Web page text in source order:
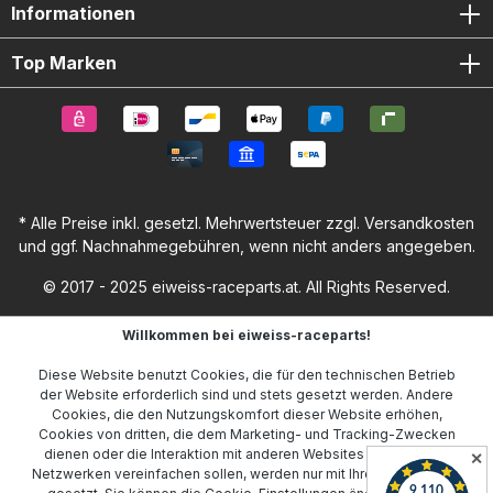
Informationen
Top Marken
* Alle Preise inkl. gesetzl. Mehrwertsteuer zzgl. Versandkosten
und ggf. Nachnahmegebühren, wenn nicht anders angegeben.
© 2017 - 2025 eiweiss-raceparts.at. All Rights Reserved.
Willkommen bei eiweiss-raceparts!
Diese Website benutzt Cookies, die für den technischen Betrieb
der Website erforderlich sind und stets gesetzt werden. Andere
Cookies, die den Nutzungskomfort dieser Website erhöhen,
Cookies von dritten, die dem Marketing- und Tracking-Zwecken
dienen oder die Interaktion mit anderen Websites und sozialen
Netzwerken vereinfachen sollen, werden nur mit Ihrer Zustimmung
✕